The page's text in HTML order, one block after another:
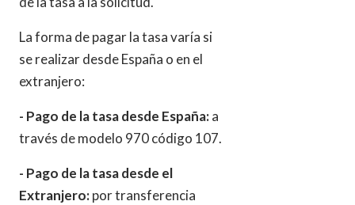
La forma de pagar la tasa varía si
se realizar desde España o en el
extranjero:
- Pago de la tasa desde España:a
través de modelo 970 código 107.
- Pago de la tasa desde el
Extranjero:por transferencia